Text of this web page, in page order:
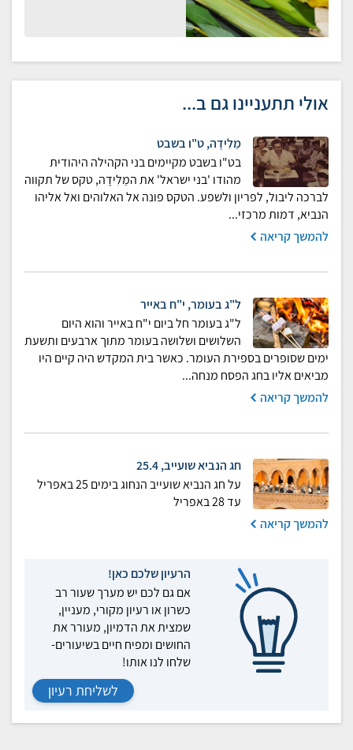
אולי תתעניינו גם ב...
מַלִידָה, ט"ו בשבט
בט"ו בשבט מקיימים בני הקהילה היהודית
מהודו 'בני ישראל' את המַלִידָה, טקס של תקווה
לברכה ליבול, לפריון ולשפע. הטקס פונה אל האלוהים ואל אליהו
הנביא, דמות מרכזי...
להמשך קריאה
ל"ג בעומר, י"ח באייר
ל"ג בעומר חל ביום י"ח באייר והוא היום
השלושים ושלושה בעומר מתוך ארבעים ותשעת
ימים שסופרים בספירת העומר. כאשר בית המקדש היה קיים היו
מביאים אליו בחג הפסח מנחה...
להמשך קריאה
חג הנביא שועייב, 25.4
על חג הנביא שועייב הנחוג בימים 25 באפריל
עד 28 באפריל
להמשך קריאה
הרעיון שלכם כאן!
אם גם לכם יש מערך שעור רב
כשרון או רעיון מקורי, מעניין,
שמצית את הדמיון, מעורר את
החושים ומפיח חיים בשיעורים-
שלחו לנו אותו!
לשליחת רעיון